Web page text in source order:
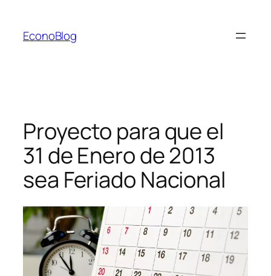
contenido
EconoBlog
Proyecto para que el
31 de Enero de 2013
sea Feriado Nacional